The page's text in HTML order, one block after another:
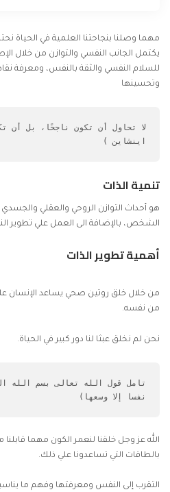
مهما وصلنا بنجاحتنا العلمية في الحياة
يكتمل الجانب النفسي والتوازن من خلال
للسلام النفسي والثقة بالنفس، ومعرفة
وتحسينها
اينشاين )
تنمية الذات
هو أحداث التوازن الروحي والعقلي
الشخص، بالإضافة الى العمل علي تطوير
أهمية تطوير الذات
من خلال خلق روتين صحي يساعد الإنسان
من نفسه.
نحن لم نخلق عبثا لنا دور كبير في الحياة.
نفسا إلا وسعها)
الله عز وجل خلقنا لنعمر الكون مهما
بالطاقات التي تساعدونا علي ذلك.
التقرب إلى النفس ومعرفتها وفهم ما